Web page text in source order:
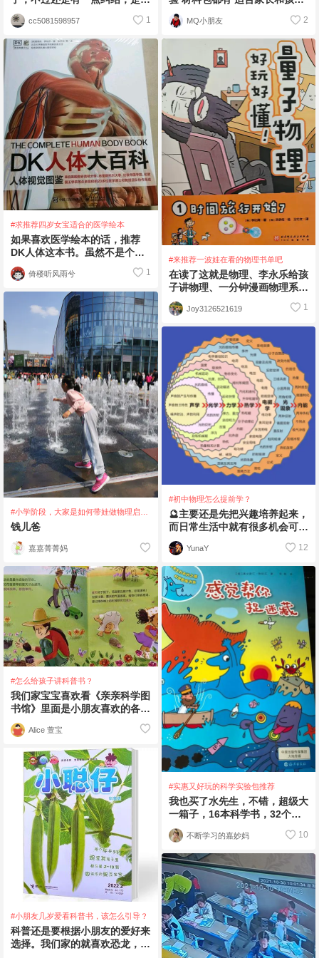
头的好。还是这种液压的好呢。
这种整体感觉科技含
cc5081598957 1
#求推荐四岁女宝适合的医学绘本
如果喜欢医学绘本的话，推荐
DK人体这本书。虽然不是个和
看病有关，但是是介绍人体结
构，九大系统，四大基
倚楼听风雨兮 1
#小学阶段，大家是如何带娃做物理启蒙
的？
钱儿爸
嘉嘉菁菁妈
#怎么给孩子讲科普书？
我们家宝宝喜欢看《亲亲科学图
书馆》里面是小朋友喜欢的各种
主题，体育、生物、职业、自
然、天文、地理等等
Alice 萱宝
#小朋友几岁爱看科普书，该怎么引导？
科普还是要根据小朋友的爱好来
选择。我们家的就喜欢恐龙，我
一起做 包含15个实验素材包：1
MQ小朋友 2
#来推荐一波娃在看的物理书单吧
在读了这就是物理、李永乐给孩
子讲物理、一分钟漫画物理系列
等基础的物理书籍后。我最推荐
的就是半小时漫画
Joy3126521619 1
#初中物理怎么提前学？
🔮主要还是先把兴趣培养起来，
而日常生活中就有很多机会可以
培养孩子对物理的浓厚兴趣。
🤹🏻‍♀️对于
YunaY 12
#实惠又好玩的科学实验包推荐
我也买了水先生，不错，超级大
一箱子，16本科学书，32个科
学小实验，娃娃非常喜欢，对实
验特别感兴趣。
不断学习的嘉妙妈 10